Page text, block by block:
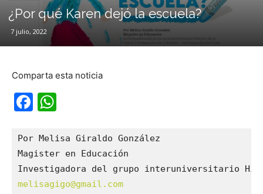
¿Por qué Karen dejó la escuela?
7 julio, 2022
Comparta esta noticia
Facebook
Por Melisa Giraldo González
Magister en Educación
Investigadora del grupo interuniversitario
melisagigo@gmail.com